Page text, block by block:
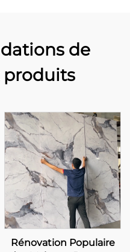
de
produits
Rénovation Populaire